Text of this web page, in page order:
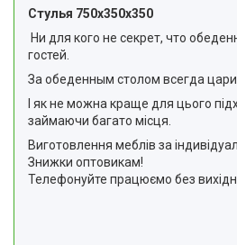
Стулья 750х350х350
Ни для кого не секрет, что
гостей.
За обеденным столом всегда
І як не можна краще для цього
займаючи багато місця.
Виготовлення меблів за
Знижки оптовикам!
Телефонуйте працюємо без